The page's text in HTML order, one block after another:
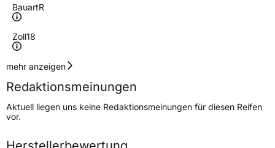
BauartR
Zoll18
Geschwindigkeitsindex
Lastindex 92
mehr anzeigen
Redaktionsmeinungen
Aktuell liegen uns keine Redaktionsmeinungen für diesen Reifen
vor.